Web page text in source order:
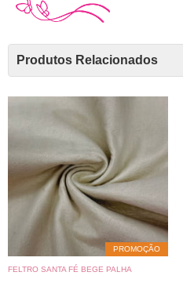
Produtos Relacionados
PROMOÇÃO
FELTRO SANTA FÉ BEGE PALHA